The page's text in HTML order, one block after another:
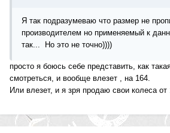
Я так подразумеваю что размер не
производителем но применяемый к
так... Но это не точно))))
просто я боюсь себе представить, как
смотреться, и вообще влезет , на 164.
Или влезет, и я зря продаю свои колеса от